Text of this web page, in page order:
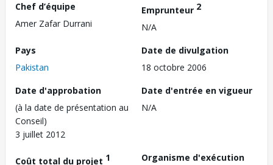
Chef d’équipe
Amer Zafar Durrani
Emprunteur 2
N/A
Pays
Pakistan
Date de divulgation
18 octobre 2006
Date d'approbation
(à la date de présentation au
Conseil)
3 juillet 2012
Date d'entrée en vigueur
N/A
Coût total du projet 1
Organisme d'exécution